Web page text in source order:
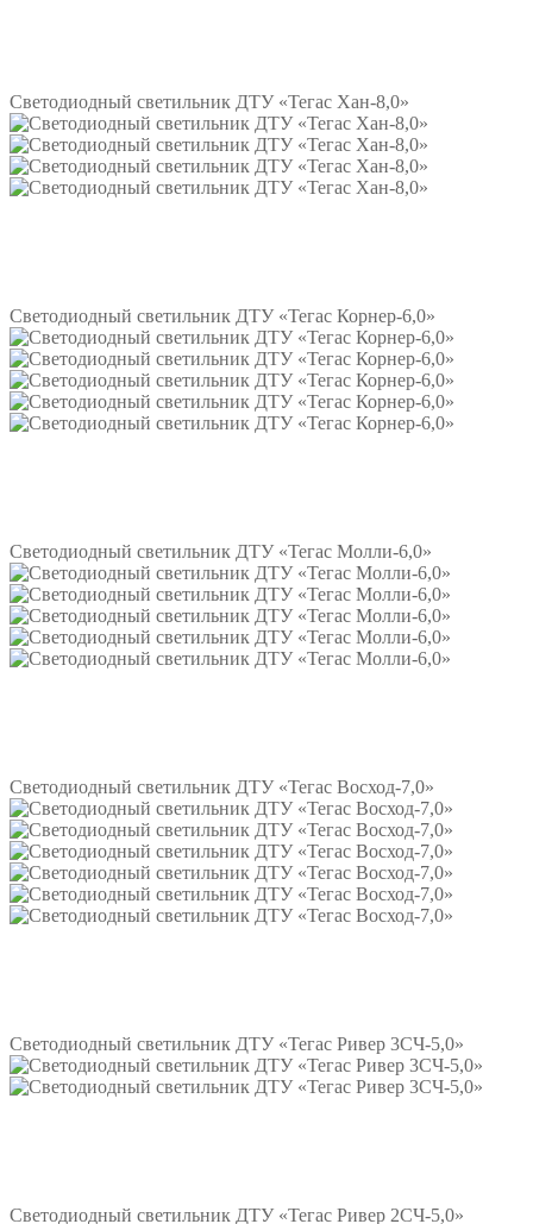
Светодиодный светильник ДТУ «Тегас Хан-8,0»
Светодиодный светильник ДТУ «Тегас Корнер-6,0»
Светодиодный светильник ДТУ «Тегас Молли-6,0»
Светодиодный светильник ДТУ «Тегас Восход-7,0»
Светодиодный светильник ДТУ «Тегас Ривер 3СЧ-5,0»
Светодиодный светильник ДТУ «Тегас Ривер 2СЧ-5,0»